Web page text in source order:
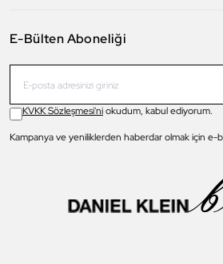
E-Bülten Aboneliği
KVKK Sözleşmesi'niokudum, kabul ediyorum.
Kampanya ve yeniliklerden haberdar olmak için e-